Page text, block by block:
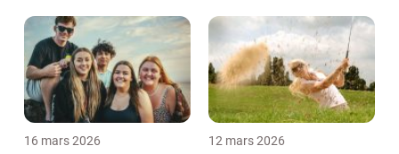
16 mars 2026 12 mars 2026